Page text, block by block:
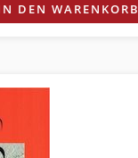
DEN WARENKORB